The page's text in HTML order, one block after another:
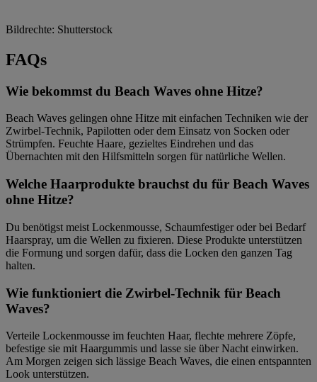
Bildrechte: Shutterstock
FAQs
Wie bekommst du Beach Waves ohne Hitze?
Beach Waves gelingen ohne Hitze mit einfachen Techniken wie der
Zwirbel-Technik, Papilotten oder dem Einsatz von Socken oder
Strümpfen. Feuchte Haare, gezieltes Eindrehen und das
Übernachten mit den Hilfsmitteln sorgen für natürliche Wellen.
Welche Haarprodukte brauchst du für Beach Waves
ohne Hitze?
Du benötigst meist Lockenmousse, Schaumfestiger oder bei Bedarf
Haarspray, um die Wellen zu fixieren. Diese Produkte unterstützen
die Formung und sorgen dafür, dass die Locken den ganzen Tag
halten.
Wie funktioniert die Zwirbel-Technik für Beach
Waves?
Verteile Lockenmousse im feuchten Haar, flechte mehrere Zöpfe,
befestige sie mit Haargummis und lasse sie über Nacht einwirken.
Am Morgen zeigen sich lässige Beach Waves, die einen entspannten
Look unterstützen.